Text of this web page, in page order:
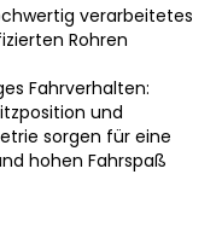
verarbeitetes
Rohren
Fahrverhalten:
und
sorgen für eine
hohen Fahrspaß